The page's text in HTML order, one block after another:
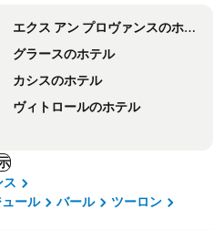
エクス アン プロヴァンスのホテル
グラースのホテル
カシスのホテル
ヴィトロールのホテル
ス
ール
バール
ツーロン